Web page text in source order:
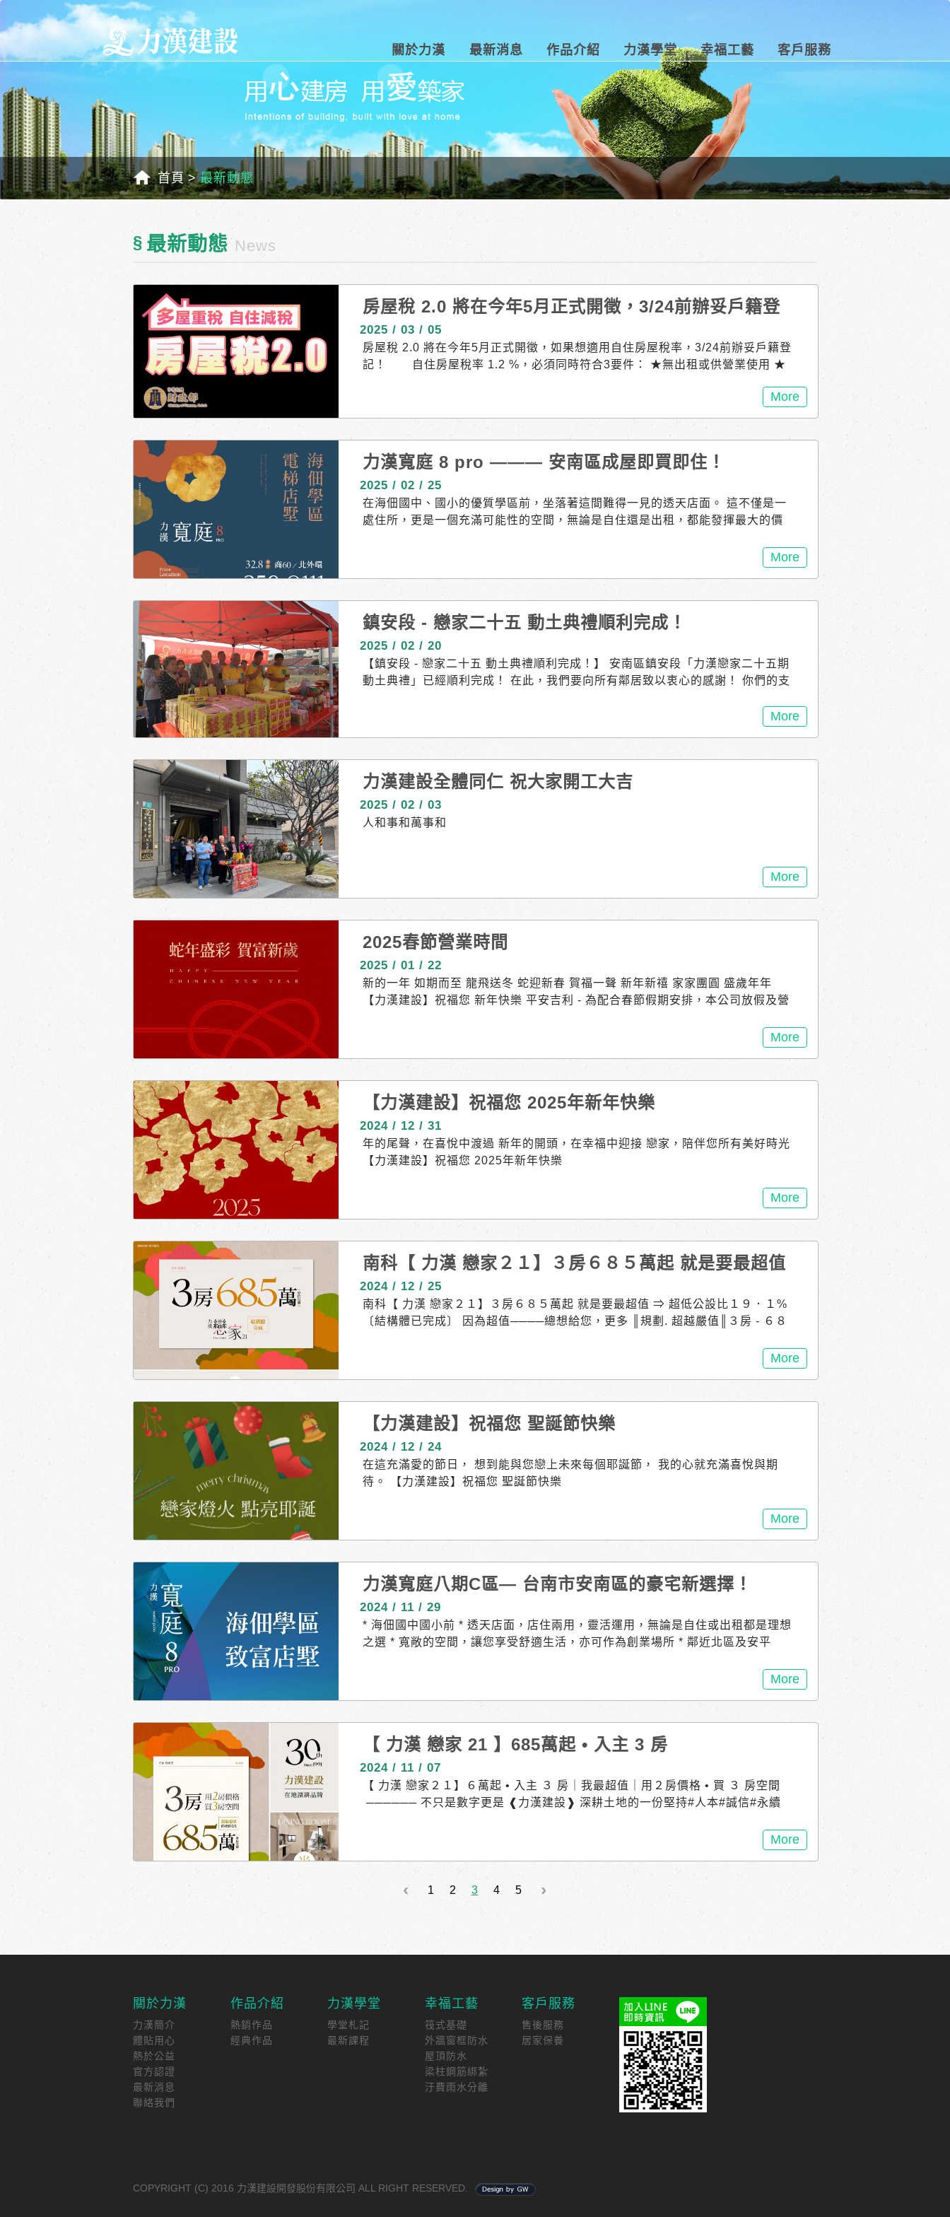
關於力漢 最新消息 作品介紹 力漢學堂 幸福工藝 客戶服務
首頁 最新動態
§ 最新動態 News
房屋稅 2.0 將在今年5月正式開徵，3/24前辦妥戶籍登
記！
2025 / 03 / 05
房屋稅 2.0 將在今年5月正式開徵，如果想適用自住房屋稅率，3/24前辦妥戶籍登
記！ ⠀⠀ 自住房屋稅率 1.2 %，必須同時符合3要件： ★無出租或供營業使用 ★
居住並於該屋辦竣戶籍登記 如果本人、配偶及未成年子女全國僅持有1戶房屋，
供自住且房屋現值在地方政府所訂一定金額以下者，稅率再降至 1%（全國單一自
定繼續按自住房屋稅率課徵房屋稅。 ⠀⠀ ☆113/06/30 以前是非自住房屋或113/0
7/01以後才取得的房屋，想要變更為自住？ 請在 114年3月24日 以前辦妥戶籍登
記，並向房屋所在地地方稅稽徵機關申報，經核准後才能按自住房屋稅率課徵房
屋稅。 ⠀⠀ 溫馨提醒———— 設籍的對象除了本人或配偶外，直系親屬像父母、
籍，今年5月房屋稅就會按非自住住家用稅率（法定稅率2%～4.8%）課徵。 把握
3月24日前完成戶籍登記，今年5月房屋稅才能適用自住稅率喔～ 更多房屋稅2.0
More
力漢寬庭 8 pro ——— 安南區成屋即買即住！
2025 / 02 / 25
在海佃國中、國小的優質學區前，坐落著這間難得一見的透天店面。 這不僅是一
處住所，更是一個充滿可能性的空間，無論是自住還是出租，都能發揮最大的價
More
鎮安段 - 戀家二十五 動土典禮順利完成！
2025 / 02 / 20
【鎮安段 - 戀家二十五 動土典禮順利完成！】 安南區鎮安段「力漢戀家二十五期
動土典禮」已經順利完成！ 在此，我們要向所有鄰居致以衷心的感謝！ 你們的支
園，對我們而言是一份深深的榮幸。 我們期待著與新的居民們攜手共同創造一個
More
力漢建設全體同仁 祝大家開工大吉
2025 / 02 / 03
人和事和萬事和
More
2025春節營業時間
2025 / 01 / 22
新的一年 如期而至 龍飛送冬 蛇迎新春 賀福一聲 新年新禧 家家團圓 盛歲年年
【力漢建設】祝福您 新年快樂 平安吉利 - 為配合春節假期安排，本公司放假及營
上班。 - 戀家21期 位於新市大社段，火熱預售中 用2房價格買3房空間｜結構體
完成 685萬起 車位另購｜純四併．3房 接待專線｜06-5894489 戀家23期 位於安
黃金學區，重磅登場 店面住宅｜高增值潛力 近商60、北區生活圈｜繁華便利 典
雅時尚，氣派非凡｜品味首選 接待專線｜06-2590111 感謝您一直以來的支持，
More
【力漢建設】祝福您 2025年新年快樂
2024 / 12 / 31
年的尾聲，在喜悅中渡過 新年的開頭，在幸福中迎接 戀家，陪伴您所有美好時光
【力漢建設】祝福您 2025年新年快樂
More
南科【 力漢 戀家２１】３房６８５萬起 就是要最超值
⇒ 超低公設比１９．１%
2024 / 12 / 25
南科【 力漢 戀家２１】３房６８５萬起 就是要最超值 ⇒ 超低公設比１９．１%
〔結構體已完成〕 因為超值────總想給您，更多 ║規劃. 超越嚴值║３房 - ６８
粹３房 延綠陽台┃萃享閑時常 戀晴光•戀時光•戀家 ___ 暖暖生光 ║服務. 超越品
質║耕耘在地３０年 ❰ 力漢建設 ❱ #人本 #誠信 #永續 #安心售服｜#力漢學堂
２７完工 ──────────────── １分鐘全家．７－１１┃２分鐘大社國小 ６
分鐘南科車站┃８分鐘南科園區 ──────────────── 南科【力漢 戀家２
１】 ６８５萬起 車位另購｜結構體完成 接待會館｜新市．大營109號 接待專線
｜06 589.4489
More
【力漢建設】祝福您 聖誕節快樂
2024 / 12 / 24
在這充滿愛的節日， 想到能與您戀上未來每個耶誕節， 我的心就充滿喜悅與期
待。 【力漢建設】祝福您 聖誕節快樂
More
力漢寬庭八期C區— 台南市安南區的豪宅新選擇！
2024 / 11 / 29
* 海佃國中國小前 * 透天店面，店住兩用，靈活運用，無論是自住或出租都是理想
之選 * 寬敞的空間，讓您享受舒適生活，亦可作為創業場所 * 鄰近北區及安平
精華地段，投資潛力大，機會難得！ * 要買就買最好的 * 地坪32坪 建坪63坪 無
論是當房東還是創業，力漢寬庭 pro都將是您最佳的選擇！ 立即預約看房，讓我
房地產 #台南 #夢想家園 #創業機會 #安南區 #商60 #豪宅 #近北區 #投資 #店面
More
【 力漢 戀家 21 】685萬起 • 入主 3 房
2024 / 11 / 07
【 力漢 戀家２１】６萬起 • 入主 ３ 房｜我最超值｜用２房價格 • 買 ３ 房空間
────── 不只是數字更是 ❰力漢建設❱ 深耕土地的一份堅持#人本#誠信#永續
房不必屈就小空間｜友善首購 超值首選#筏式基礎_地質改良樁 涼感通風生活場More
1 2 3 4 5
關於力漢
力漢簡介
體貼用心
熱於公益
官方認證
最新消息
聯絡我們
作品介紹
熱銷作品
經典作品
力漢學堂
學堂札記
最新課程
幸福工藝
筏式基礎
外牆窗框防水
屋頂防水
梁柱鋼筋綁紮
汙費雨水分離
客戶服務
售後服務
居家保養
COPYRIGHT (C) 2016 力漢建設開發股份有限公司 ALL RIGHT RESERVED.